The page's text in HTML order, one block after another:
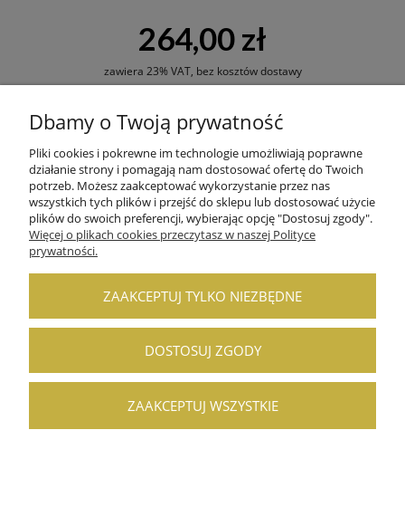
264,00 zł
zawiera 23% VAT, bez kosztów dostawy
Najniższa cena:264,00 zł
DO KOSZYKA
PROMOCJA
Dbamy o Twoją prywatność
Pliki cookies i pokrewne im technologie umożliwiają poprawne
działanie strony i pomagają nam dostosować ofertę do Twoich
potrzeb. Możesz zaakceptować wykorzystanie przez nas
wszystkich tych plików i przejść do sklepu lub dostosować użycie
plików do swoich preferencji, wybierając opcję "Dostosuj zgody".
Więcej o plikach cookies przeczytasz w naszej Polityce
prywatności.
ZAAKCEPTUJ TYLKO NIEZBĘDNE
DOSTOSUJ ZGODY
ZAAKCEPTUJ WSZYSTKIE